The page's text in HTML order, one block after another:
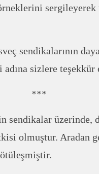
örneklerini
sendikalarının
sizlere
***
sendikalar üzerinde,
olmuştur. Aradan